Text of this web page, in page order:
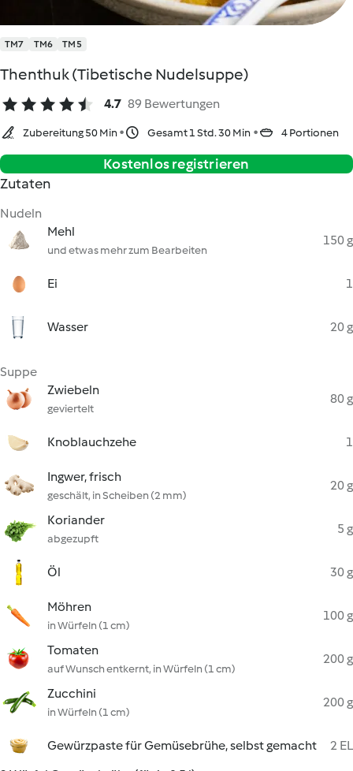
TM7 TM6 TM5
Thenthuk (Tibetische Nudelsuppe)
4.7 89 Bewertungen
Zubereitung 50 Min Gesamt 1 Std. 30 Min 4 Portionen
Kostenlos registrieren
Zutaten
Nudeln
Mehl
und etwas mehr zum Bearbeiten
150 g
Ei 1
Wasser 20 g
Suppe
Zwiebeln
geviertelt
80 g
Knoblauchzehe 1
Ingwer, frisch
geschält, in Scheiben (2 mm)
20 g
Koriander
abgezupft
5 g
Öl 30 g
Möhren
in Würfeln (1 cm)
100 g
Tomaten
auf Wunsch entkernt, in Würfeln (1 cm)
200 g
Zucchini
in Würfeln (1 cm)
200 g
Gewürzpaste für Gemüsebrühe, selbst gemacht
2 EL